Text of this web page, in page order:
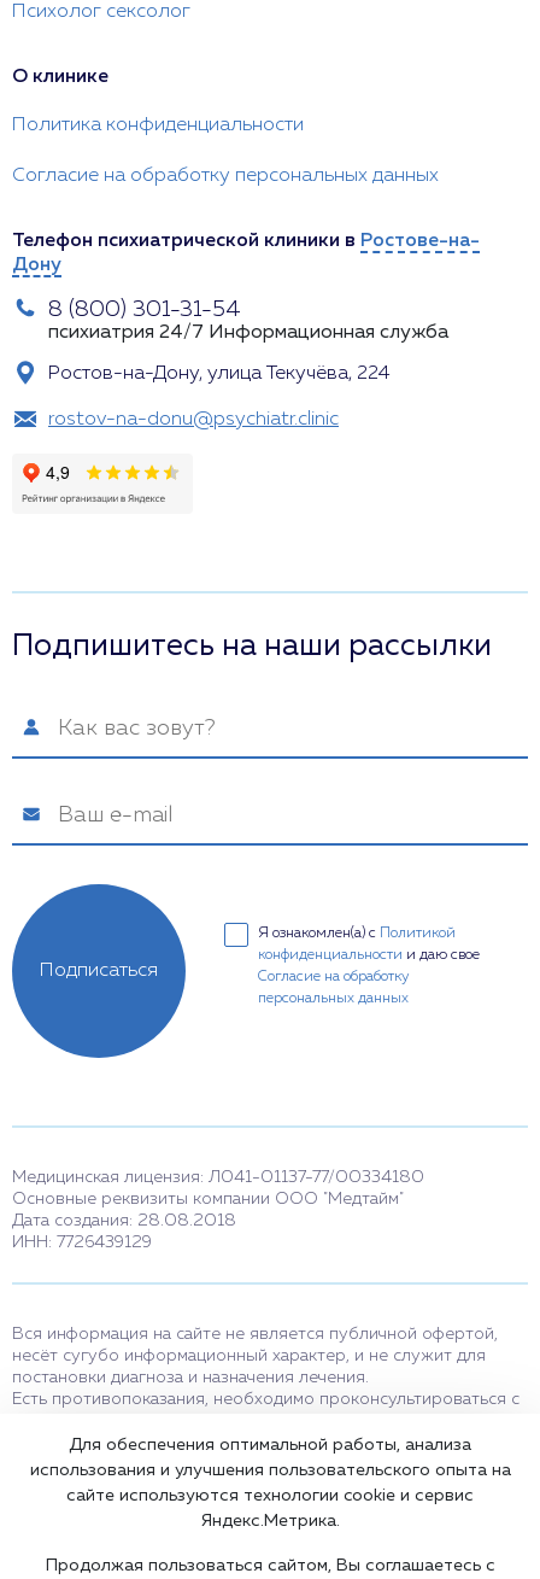
Психолог сексолог
О клинике
Политика конфиденциальности
Согласие на обработку персональных данных
Телефон психиатрической клиники в Ростове-на-
Дону
8 (800) 301-31-54
психиатрия 24/7 Информационная служба
Ростов-на-Дону, улица Текучёва, 224
rostov-na-donu@psychiatr.clinic
Подпишитесь на наши рассылки
Я ознакомлен(а) с
Политикой
конфиденциальности и даю свое
Согласие на обработку
персональных данных
Подписаться
Медицинская лицензия: Л041-01137-77/00334180
Основные реквизиты компании ООО "Медтайм"
Дата создания: 28.08.2018
ИНН: 7726439129
Вся информация на сайте не является публичной офертой,
несёт сугубо информационный характер, и не служит для
постановки диагноза и назначения лечения.
Есть противопоказания, необходимо проконсультироваться с
мессенджерам и в соцсетях носят исключительно
информационный характер и не являются медицинскими
услугами.
Оставаясь на сайте вы соглашаетесь на использование cookies.
Для обеспечения оптимальной работы, анализа
использования и улучшения пользовательского опыта на
сайте используются технологии cookie и сервис
Яндекс.Метрика.
Продолжая пользоваться сайтом, Вы соглашаетесь с